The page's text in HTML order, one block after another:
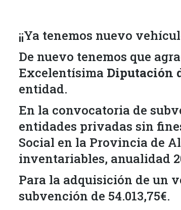
¡¡Ya tenemos nuevo
De nuevo tenemos que
Excelentísima Diputación
entidad.
En la convocatoria de
entidades privadas sin
Social en la Provincia de
inventariables, anualidad
Para la adquisición de un
subvención de 54.013,75€.